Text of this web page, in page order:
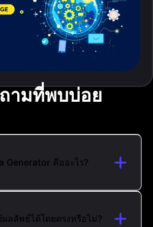
ามที่พบบ่อย
Generator คืออะไร?
ลลัพธ์ได้โดยตรงหรือไม่?